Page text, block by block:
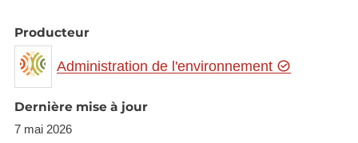
qualité de l'air dans leur communes respectives,
motiver les communes de contribuer à améliorer
leur qualité de l'air, ainsi de faire preuve des efforts
communications futures.
Producteur
Administration de l'environnement
Dernière mise à jour
7 mai 2026